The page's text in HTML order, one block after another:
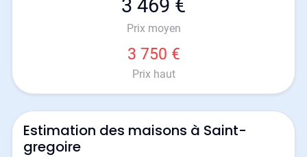
3 469 €
Prix moyen
3 750 €
Prix haut
Estimation des maisons à Saint-
gregoire